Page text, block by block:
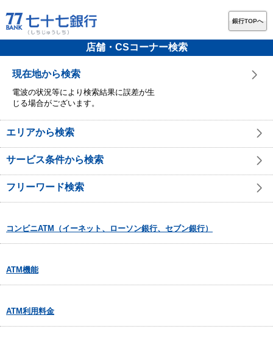
銀行TOPへ
店舗・CSコーナー検索
現在地から検索
電波の状況等により検索結果に誤差が生
じる場合がございます。
エリアから検索
サービス条件から検索
フリーワード検索
コンビニATM（イーネット、ローソン銀行、セブン銀行）
ATM機能
ATM利用料金